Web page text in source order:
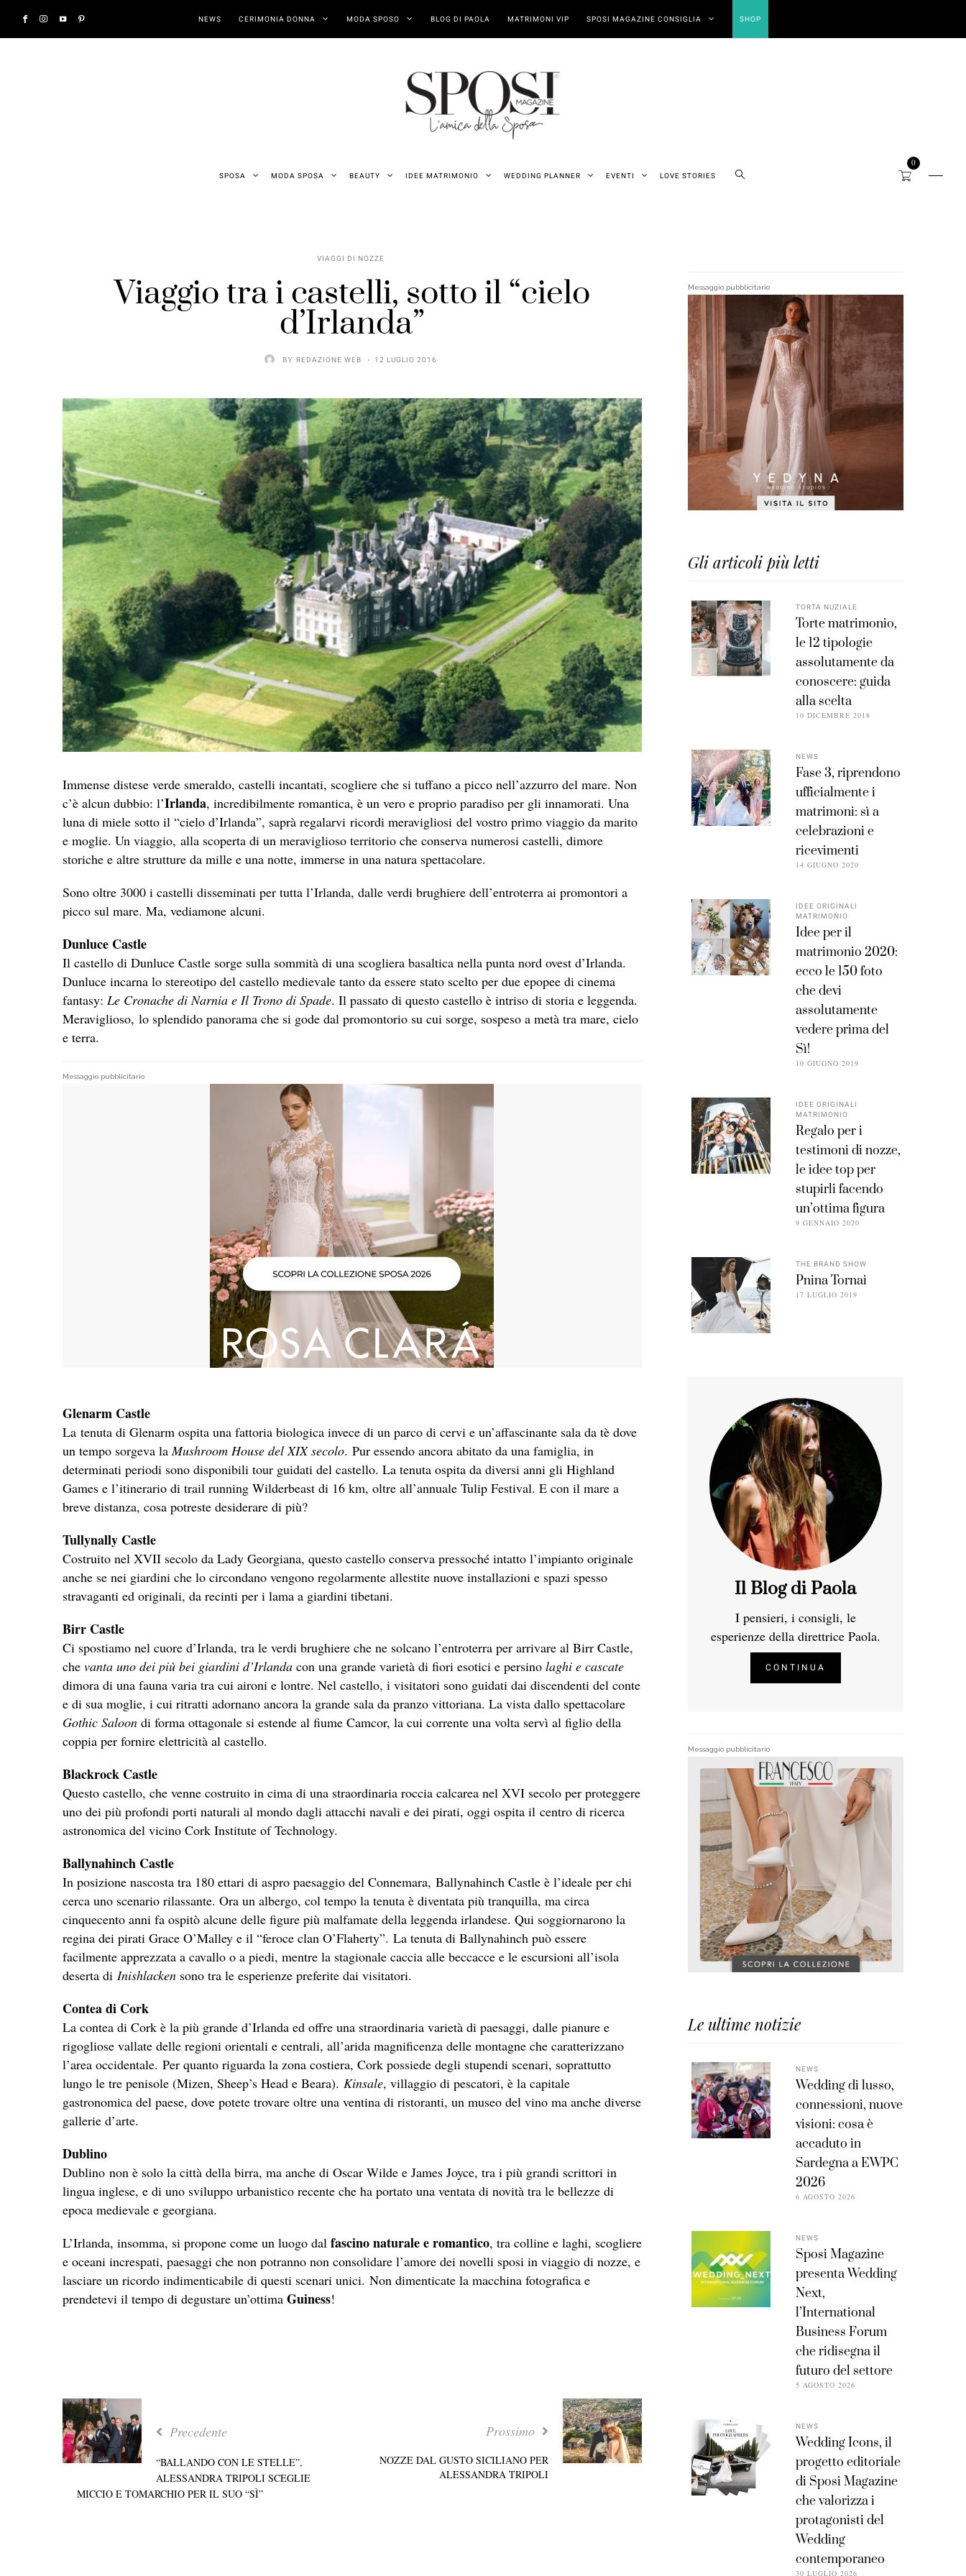
NEWS CERIMONIA DONNA MODA SPOSO BLOG DI PAOLA MATRIMONI VIP SPOSI MAGAZINE CONSIGLIA SHOP
SPOSA MODA SPOSA BEAUTY IDEE MATRIMONIO WEDDING PLANNER EVENTI LOVE STORIES
0
VIAGGI DI NOZZE
Viaggio tra i castelli, sotto il “cielo
d’Irlanda”
BY REDAZIONE WEB 12 LUGLIO 2016
Immense distese verde smeraldo, castelli incantati, scogliere che si tuffano a picco nell’azzurro del mare. Non
c’è alcun dubbio: l’Irlanda, incredibilmente romantica, è un vero e proprio paradiso per gli innamorati. Una
luna di miele sotto il “cielo d’Irlanda”, saprà regalarvi ricordi meravigliosi del vostro primo viaggio da marito
e moglie. Un viaggio, alla scoperta di un meraviglioso territorio che conserva numerosi castelli, dimore
storiche e altre strutture da mille e una notte, immerse in una natura spettacolare.
Sono oltre 3000 i castelli disseminati per tutta l’Irlanda, dalle verdi brughiere dell’entroterra ai promontori a
picco sul mare. Ma, vediamone alcuni.
Dunluce Castle
Il castello di Dunluce Castle sorge sulla sommità di una scogliera basaltica nella punta nord ovest d’Irlanda.
Dunluce incarna lo stereotipo del castello medievale tanto da essere stato scelto per due epopee di cinema
fantasy: Le Cronache di Narnia e Il Trono di Spade. Il passato di questo castello è intriso di storia e leggenda.
Meraviglioso, lo splendido panorama che si gode dal promontorio su cui sorge, sospeso a metà tra mare, cielo
e terra.
Messaggio pubblicitario
Glenarm Castle
La tenuta di Glenarm ospita una fattoria biologica invece di un parco di cervi e un’affascinante sala da tè dove
un tempo sorgeva la Mushroom House del XIX secolo. Pur essendo ancora abitato da una famiglia, in
determinati periodi sono disponibili tour guidati del castello. La tenuta ospita da diversi anni gli Highland
Games e l’itinerario di trail running Wilderbeast di 16 km, oltre all’annuale Tulip Festival. E con il mare a
breve distanza, cosa potreste desiderare di più?
Tullynally Castle
Costruito nel XVII secolo da Lady Georgiana, questo castello conserva pressoché intatto l’impianto originale
anche se nei giardini che lo circondano vengono regolarmente allestite nuove installazioni e spazi spesso
stravaganti ed originali, da recinti per i lama a giardini tibetani.
Birr Castle
Ci spostiamo nel cuore d’Irlanda, tra le verdi brughiere che ne solcano l’entroterra per arrivare al Birr Castle,
che vanta uno dei più bei giardini d’Irlanda con una grande varietà di fiori esotici e persino laghi e cascate
dimora di una fauna varia tra cui aironi e lontre. Nel castello, i visitatori sono guidati dai discendenti del conte
e di sua moglie, i cui ritratti adornano ancora la grande sala da pranzo vittoriana. La vista dallo spettacolare
Gothic Saloon di forma ottagonale si estende al fiume Camcor, la cui corrente una volta servì al figlio della
coppia per fornire elettricità al castello.
Blackrock Castle
Questo castello, che venne costruito in cima di una straordinaria roccia calcarea nel XVI secolo per proteggere
uno dei più profondi porti naturali al mondo dagli attacchi navali e dei pirati, oggi ospita il centro di ricerca
astronomica del vicino Cork Institute of Technology.
Ballynahinch Castle
In posizione nascosta tra 180 ettari di aspro paesaggio del Connemara, Ballynahinch Castle è l’ideale per chi
cerca uno scenario rilassante. Ora un albergo, col tempo la tenuta è diventata più tranquilla, ma circa
cinquecento anni fa ospitò alcune delle figure più malfamate della leggenda irlandese. Qui soggiornarono la
regina dei pirati Grace O’Malley e il “feroce clan O’Flaherty”. La tenuta di Ballynahinch può essere
facilmente apprezzata a cavallo o a piedi, mentre la stagionale caccia alle beccacce e le escursioni all’isola
deserta di Inishlacken sono tra le esperienze preferite dai visitatori.
Contea di Cork
La contea di Cork è la più grande d’Irlanda ed offre una straordinaria varietà di paesaggi, dalle pianure e
rigogliose vallate delle regioni orientali e centrali, all’arida magnificenza delle montagne che caratterizzano
l’area occidentale. Per quanto riguarda la zona costiera, Cork possiede degli stupendi scenari, soprattutto
lungo le tre penisole (Mizen, Sheep’s Head e Beara). Kinsale, villaggio di pescatori, è la capitale
gastronomica del paese, dove potete trovare oltre una ventina di ristoranti, un museo del vino ma anche diverse
gallerie d’arte.
Dublino
Dublino non è solo la città della birra, ma anche di Oscar Wilde e James Joyce, tra i più grandi scrittori in
lingua inglese, e di uno sviluppo urbanistico recente che ha portato una ventata di novità tra le bellezze di
epoca medievale e georgiana.
L’Irlanda, insomma, si propone come un luogo dal fascino naturale e romantico, tra colline e laghi, scogliere
e oceani increspati, paesaggi che non potranno non consolidare l’amore dei novelli sposi in viaggio di nozze, e
lasciare un ricordo indimenticabile di questi scenari unici. Non dimenticate la macchina fotografica e
prendetevi il tempo di degustare un’ottima Guiness!
Precedente
“BALLANDO CON LE STELLE”,
ALESSANDRA TRIPOLI SCEGLIE
MICCIO E TOMARCHIO PER IL SUO “SÌ”
Prossimo
NOZZE DAL GUSTO SICILIANO PER
ALESSANDRA TRIPOLI
Messaggio pubblicitario
Gli articoli più letti
TORTA NUZIALE
Torte matrimonio,
le 12 tipologie
assolutamente da
conoscere: guida
alla scelta
10 DICEMBRE 2018
NEWS
Fase 3, riprendono
ufficialmente i
matrimoni: sì a
celebrazioni e
ricevimenti
14 GIUGNO 2020
IDEE ORIGINALI
MATRIMONIO
Idee per il
matrimonio 2020:
ecco le 150 foto
che devi
assolutamente
vedere prima del
Sì!
10 GIUGNO 2019
IDEE ORIGINALI
MATRIMONIO
Regalo per i
testimoni di nozze,
le idee top per
stupirli facendo
un’ottima figura
9 GENNAIO 2020
THE BRAND SHOW
Pnina Tornai
17 LUGLIO 2019
Il Blog di Paola
I pensieri, i consigli, le
esperienze della direttrice Paola.
CONTINUA
Messaggio pubblicitario
Le ultime notizie
NEWS
Wedding di lusso,
connessioni, nuove
visioni: cosa è
accaduto in
Sardegna a EWPC
2026
6 AGOSTO 2026
NEWS
Sposi Magazine
presenta Wedding
Next,
l’International
Business Forum
che ridisegna il
futuro del settore
5 AGOSTO 2026
NEWS
Wedding Icons, il
progetto editoriale
di Sposi Magazine
che valorizza i
protagonisti del
Wedding
contemporaneo
30 LUGLIO 2026